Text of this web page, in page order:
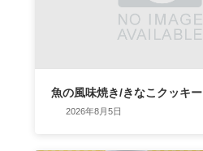
魚の風味焼き/きなこクッキー
2026年8月5日